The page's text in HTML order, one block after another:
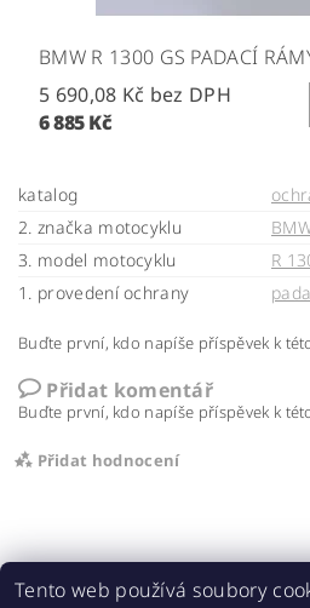
BMW R 1300 GS PADACÍ
5 690,08 Kč bez DPH
6 885 Kč
katalog
2. značka motocyklu
3. model motocyklu
R
1. provedení ochrany
Buďte první, kdo napíše příspěvek k
Přidat komentář
Buďte první, kdo napíše příspěvek k
Přidat hodnocení
Tento web používá soubory